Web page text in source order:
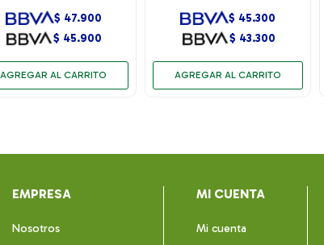
bebé.
$ 45.900
$ 47.900
$ 43.300
$ 45.300
EMPRESA
Nosotros
MI CUENTA
Mi cuenta